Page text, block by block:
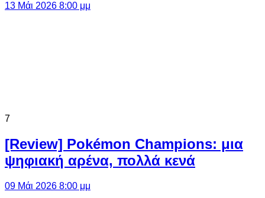
13 Μάι 2026 8:00 μμ
7
[Review] Pokémon Champions: μια
ψηφιακή αρένα, πολλά κενά
09 Μάι 2026 8:00 μμ